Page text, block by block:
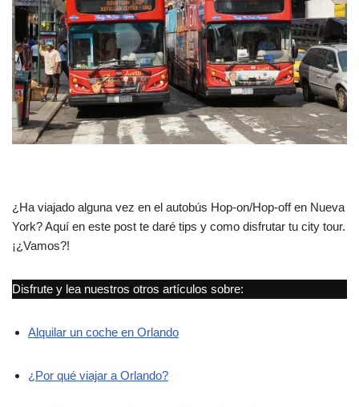
¿Ha viajado alguna vez en el autobús Hop-on/Hop-off en Nueva
York? Aquí en este post te daré tips y como disfrutar tu city tour.
¡¿Vamos?!
Disfrute y lea nuestros otros artículos sobre:
Alquilar un coche en Orlando
¿Por qué viajar a Orlando?